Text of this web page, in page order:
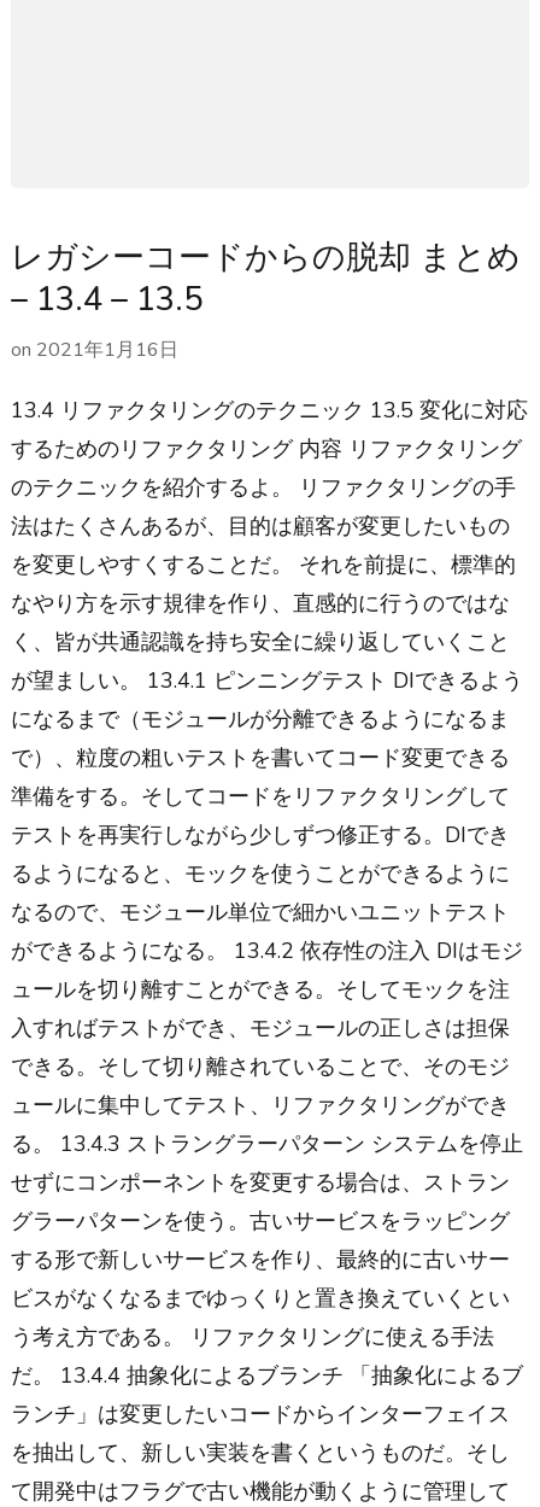
レガシーコードからの脱却 まとめ
– 13.4 – 13.5
on 2021年1月16日
13.4 リファクタリングのテクニック 13.5 変化に対応
するためのリファクタリング 内容 リファクタリング
のテクニックを紹介するよ。 リファクタリングの手
法はたくさんあるが、目的は顧客が変更したいもの
を変更しやすくすることだ。 それを前提に、標準的
なやり方を示す規律を作り、直感的に行うのではな
く、皆が共通認識を持ち安全に繰り返していくこと
が望ましい。 13.4.1 ピンニングテスト DIできるよう
になるまで（モジュールが分離できるようになるま
で）、粒度の粗いテストを書いてコード変更できる
準備をする。そしてコードをリファクタリングして
テストを再実行しながら少しずつ修正する。DIでき
るようになると、モックを使うことができるように
なるので、モジュール単位で細かいユニットテスト
ができるようになる。 13.4.2 依存性の注入 DIはモジ
ュールを切り離すことができる。そしてモックを注
入すればテストができ、モジュールの正しさは担保
できる。そして切り離されていることで、そのモジ
ュールに集中してテスト、リファクタリングができ
る。 13.4.3 ストラングラーパターン システムを停止
せずにコンポーネントを変更する場合は、ストラン
グラーパターンを使う。古いサービスをラッピング
する形で新しいサービスを作り、最終的に古いサー
ビスがなくなるまでゆっくりと置き換えていくとい
う考え方である。 リファクタリングに使える手法
だ。 13.4.4 抽象化によるブランチ 「抽象化によるブ
ランチ」は変更したいコードからインターフェイス
を抽出して、新しい実装を書くというものだ。そし
て開発中はフラグで古い機能が動くように管理して